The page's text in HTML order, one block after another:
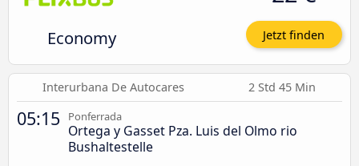
Economy Jetzt finden
Interurbana De Autocares 2 Std 45 Min
05:15 Ponferrada
Ortega y Gasset Pza. Luis del Olmo rio
Bushaltestelle